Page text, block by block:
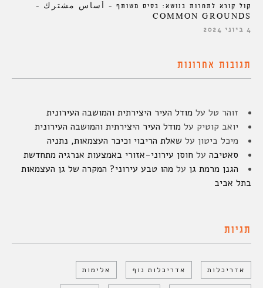
קול קורא לתחרות בנושא: בסיס משותף – أساس مشترك –
COMMON GROUNDS
4 ביוני 2024
תגובות אחרונות
זוהר טל על מודל העיר היצירתית והמושבה העירונית
יואב קוטיק על מודל העיר היצירתית והמושבה העירונית
מיכל ביטון על שאלת הריבוי וכיכר העצמאות, נתניה
סאטיבה על חוסן עירוני-אזורי באמצעות אנרגיה מתחדשת
הגנן מרמת גן על מהו טבע עירוני? המקרה של גן העצמאות
בתל אביב
תגיות
אדריכלות אדריכלות נוף אלימות